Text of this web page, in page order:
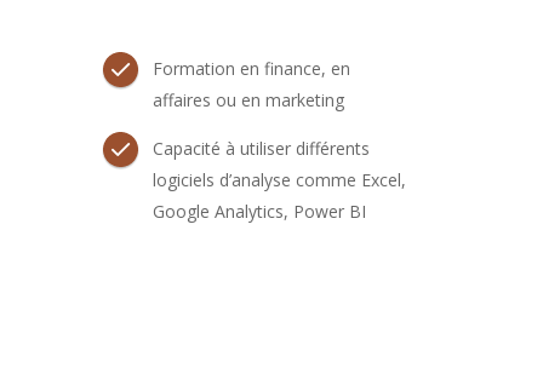
Formation en finance, en
affaires ou en marketing
Capacité à utiliser différents
logiciels d’analyse comme Excel,
Google Analytics, Power BI